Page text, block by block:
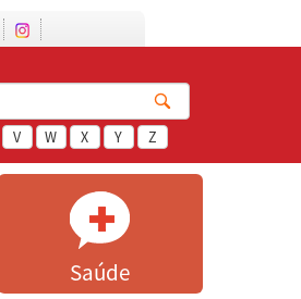
V W X Y Z
Saúde